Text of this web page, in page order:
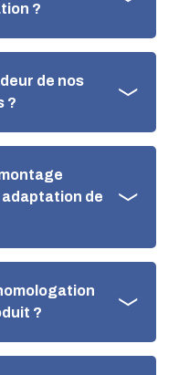
?
de nos
?
de
?